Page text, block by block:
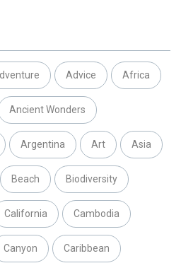
Advice Africa
Ancient Wonders
Argentina Art Asia
Beach Biodiversity
California Cambodia
Canyon Caribbean